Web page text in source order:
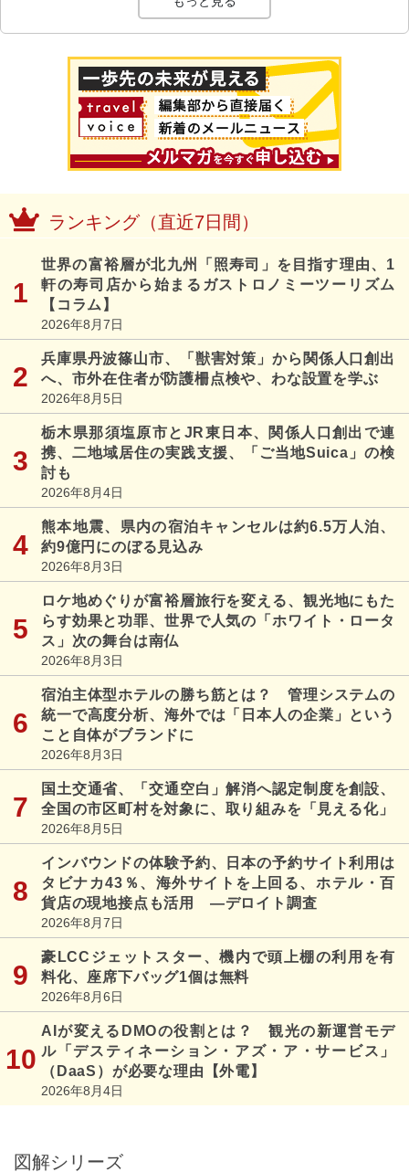
ランキング（直近7日間）
世界の富裕層が北九州「照寿司」を目指す理由、1
軒の寿司店から始まるガストロノミーツーリズム
【コラム】
2026年8月7日
兵庫県丹波篠山市、「獣害対策」から関係人口創出
へ、市外在住者が防護柵点検や、わな設置を学ぶ
2026年8月5日
栃木県那須塩原市とJR東日本、関係人口創出で連
携、二地域居住の実践支援、「ご当地Suica」の検
討も
2026年8月4日
熊本地震、県内の宿泊キャンセルは約6.5万人泊、
約9億円にのぼる見込み
2026年8月3日
ロケ地めぐりが富裕層旅行を変える、観光地にもた
らす効果と功罪、世界で人気の「ホワイト・ロータ
ス」次の舞台は南仏
2026年8月3日
宿泊主体型ホテルの勝ち筋とは？ 管理システムの
統一で高度分析、海外では「日本人の企業」という
こと自体がブランドに
2026年8月3日
国土交通省、「交通空白」解消へ認定制度を創設、
全国の市区町村を対象に、取り組みを「見える化」
2026年8月5日
インバウンドの体験予約、日本の予約サイト利用は
タビナカ43％、海外サイトを上回る、ホテル・百
貨店の現地接点も活用 ―デロイト調査
2026年8月7日
豪LCCジェットスター、機内で頭上棚の利用を有
料化、座席下バッグ1個は無料
2026年8月6日
AIが変えるDMOの役割とは？ 観光の新運営モデ
ル「デスティネーション・アズ・ア・サービス」
（DaaS）が必要な理由【外電】
2026年8月4日
図解シリーズ